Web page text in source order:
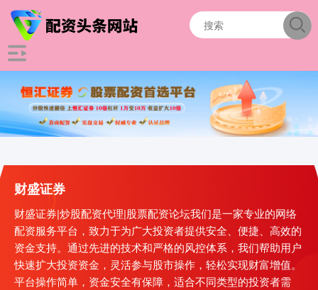
财盛证券
财盛证券|炒股配资代理|股票配资论坛我们是一家专业的网络
配资服务平台，致力于为广大投资者提供安全、便捷、高效的
资金支持。通过先进的技术和严格的风控体系，我们帮助用户
快速扩大投资资金，灵活参与股市操作，轻松实现财富增值。
平台操作简单，资金安全有保障，适合不同类型的投资者需